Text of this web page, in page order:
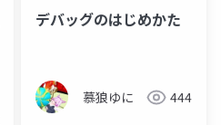
デバッグのはじめかた
慕狼ゆに 444